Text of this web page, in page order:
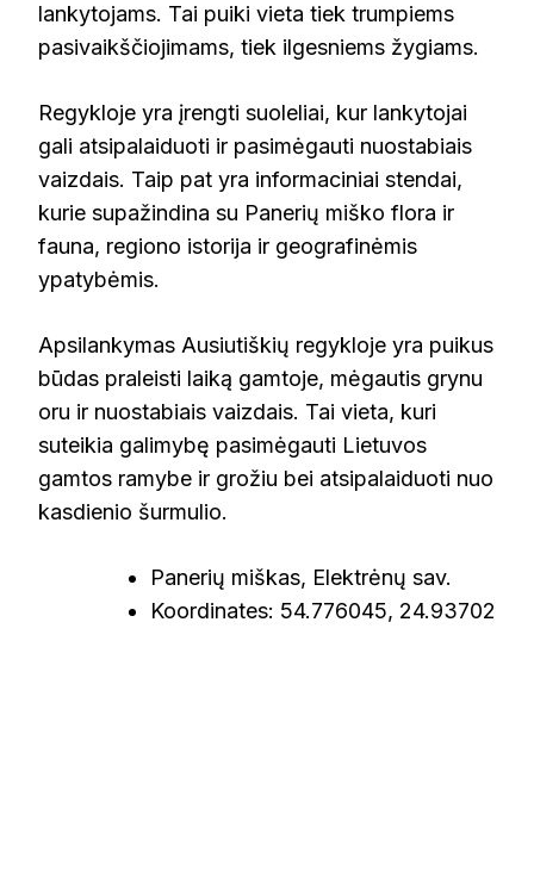
lankytojams. Tai puiki vieta tiek trumpiems
pasivaikščiojimams, tiek ilgesniems žygiams.
Regykloje yra įrengti suoleliai, kur lankytojai
gali atsipalaiduoti ir pasimėgauti nuostabiais
vaizdais. Taip pat yra informaciniai stendai,
kurie supažindina su Panerių miško flora ir
fauna, regiono istorija ir geografinėmis
ypatybėmis.
Apsilankymas Ausiutiškių regykloje yra puikus
būdas praleisti laiką gamtoje, mėgautis grynu
oru ir nuostabiais vaizdais. Tai vieta, kuri
suteikia galimybę pasimėgauti Lietuvos
gamtos ramybe ir grožiu bei atsipalaiduoti nuo
kasdienio šurmulio.
Panerių miškas, Elektrėnų sav.
Koordinates: 54.776045, 24.93702